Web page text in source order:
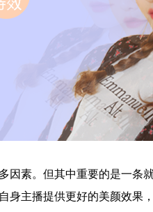
因素。但其中重要的是一条
身主播提供更好的美颜效果